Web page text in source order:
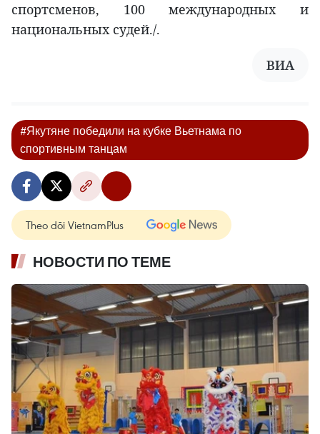
спортсменов, 100 международных и
национальных судей./.
ВИА
#Якутяне победили на кубке Вьетнама по
спортивным танцам
Theo dõi VietnamPlus
НОВОСТИ ПО ТЕМЕ